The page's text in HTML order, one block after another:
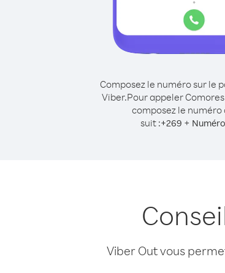
Composez le numéro sur le
Viber.Pour appeler
composez le numéro
suit :+269 +
Viber Out vous